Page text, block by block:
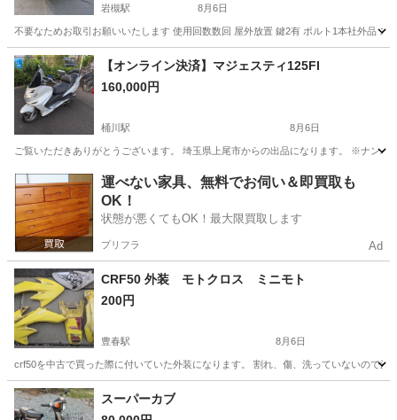
岩槻駅 8月6日
不要なためお取引お願いいたします 使用回数数回 屋外放置 鍵2有 ボルト1本社外品 ス
埼玉 さいたま市 岩槻駅 その他 キャリア
【オンライン決済】マジェスティ125FI
160,000円
桶川駅 8月6日
ご覧いただきありがとうございます。 埼玉県上尾市からの出品になります。 ※ナン
埼玉 桶川市 桶川駅 ヤマハ
運べない家具、無料でお伺い＆即買取も
OK！
状態が悪くてもOK！最大限買取します
プリフラ Ad
CRF50 外装 モトクロス ミニモト
200円
豊春駅 8月6日
crf50を中古で買った際に付いていた外装になります。 割れ、傷、洗っていないので泥
埼玉 春日部市 豊春駅 ホンダ
スーパーカブ